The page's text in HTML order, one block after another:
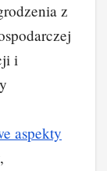
z
i
aspekty